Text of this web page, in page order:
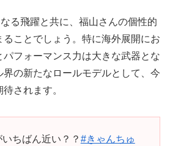
る飛躍と共に、福山さんの個性的
ことでしょう。特に海外展開にお
フォーマンス力は大きな武器とな
界の新たなロールモデルとして、今
されます。
ちばん近い？？ #きゃんちゅ